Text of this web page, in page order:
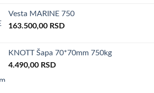
Vesta MARINE 750
163.500,00 RSD
KNOTT Šapa 70*70mm 750kg
4.490,00 RSD